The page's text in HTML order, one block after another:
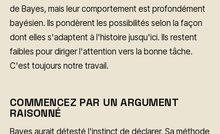
de Bayes, mais leur comportement est profondément
bayésien. Ils pondèrent les possibilités selon la façon
dont elles s'adaptent à l'histoire jusqu'ici. Ils restent
faibles pour diriger l'attention vers la bonne tâche.
C'est toujours notre travail.
COMMENCEZ PAR UN ARGUMENT
RAISONNÉ
Bayes aurait détesté l'instinct de déclarer. Sa méthode